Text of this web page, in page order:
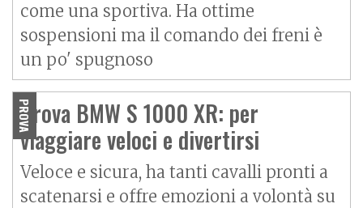
come una sportiva. Ha ottime
sospensioni ma il comando dei freni è
un po' spugnoso
PROVA
Prova BMW S 1000 XR: per
viaggiare veloci e divertirsi
Veloce e sicura, ha tanti cavalli pronti a
scatenarsi e offre emozioni a volontà su